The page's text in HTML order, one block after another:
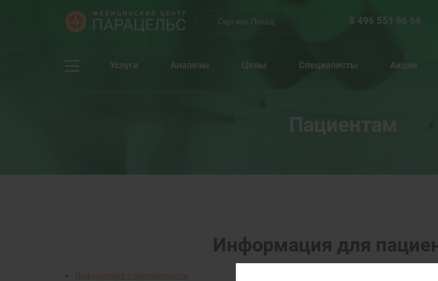
Сергиев Посад 8 496 551 66 66
Услуги Анализы Цены Специалисты Акции
Пациентам
Информация для
Информация о беременности